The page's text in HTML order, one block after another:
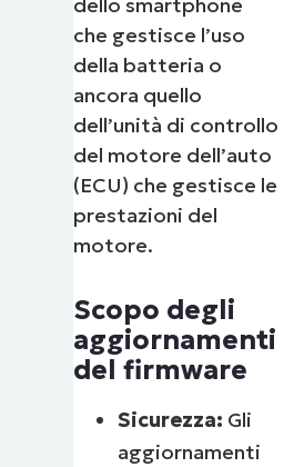
dello smartphone
che gestisce l’uso
della batteria o
ancora quello
dell’unità di controllo
del motore dell’auto
(ECU) che gestisce le
prestazioni del
motore.
Scopo degli
aggiornamenti
del firmware
Sicurezza: Gli
aggiornamenti